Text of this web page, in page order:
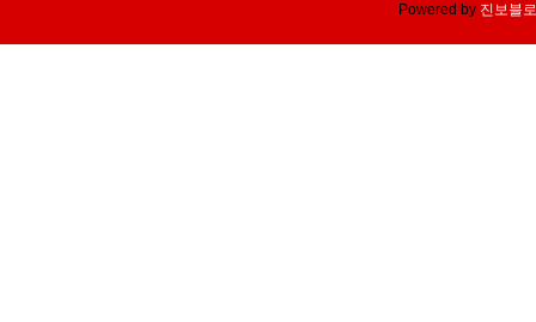
Powered by 진보블